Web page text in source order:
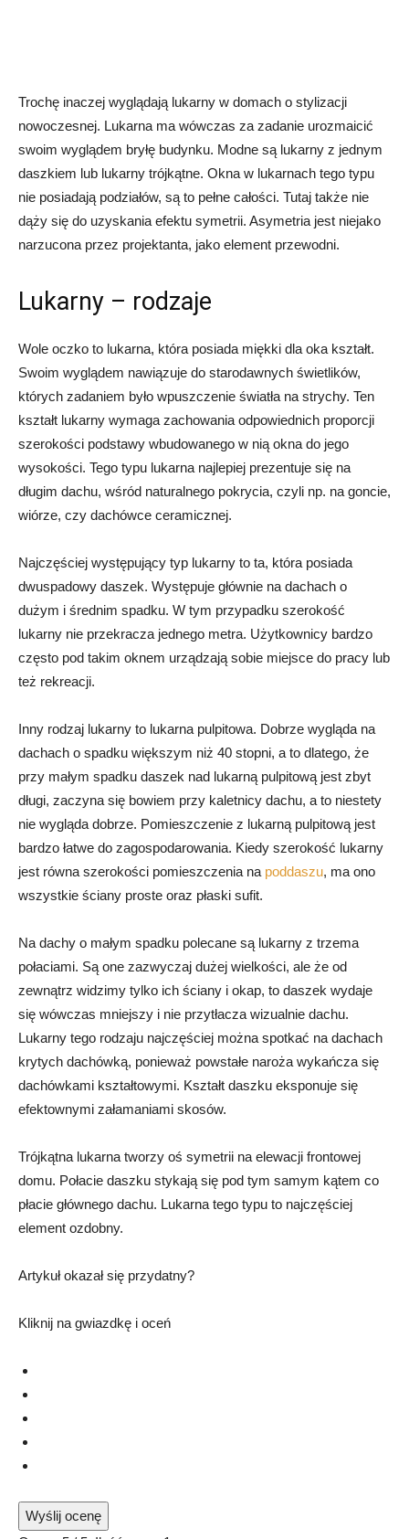
Trochę inaczej wyglądają lukarny w domach o stylizacji
nowoczesnej. Lukarna ma wówczas za zadanie urozmaicić
swoim wyglądem bryłę budynku. Modne są lukarny z jednym
daszkiem lub lukarny trójkątne. Okna w lukarnach tego typu
nie posiadają podziałów, są to pełne całości. Tutaj także nie
dąży się do uzyskania efektu symetrii. Asymetria jest niejako
narzucona przez projektanta, jako element przewodni.
Lukarny – rodzaje
Wole oczko to lukarna, która posiada miękki dla oka kształt.
Swoim wyglądem nawiązuje do starodawnych świetlików,
których zadaniem było wpuszczenie światła na strychy. Ten
kształt lukarny wymaga zachowania odpowiednich proporcji
szerokości podstawy wbudowanego w nią okna do jego
wysokości. Tego typu lukarna najlepiej prezentuje się na
długim dachu, wśród naturalnego pokrycia, czyli np. na goncie,
wiórze, czy dachówce ceramicznej.
Najczęściej występujący typ lukarny to ta, która posiada
dwuspadowy daszek. Występuje głównie na dachach o
dużym i średnim spadku. W tym przypadku szerokość
lukarny nie przekracza jednego metra. Użytkownicy bardzo
często pod takim oknem urządzają sobie miejsce do pracy lub
też rekreacji.
Inny rodzaj lukarny to lukarna pulpitowa. Dobrze wygląda na
dachach o spadku większym niż 40 stopni, a to dlatego, że
przy małym spadku daszek nad lukarną pulpitową jest zbyt
długi, zaczyna się bowiem przy kaletnicy dachu, a to niestety
nie wygląda dobrze. Pomieszczenie z lukarną pulpitową jest
bardzo łatwe do zagospodarowania. Kiedy szerokość lukarny
jest równa szerokości pomieszczenia na poddaszu, ma ono
wszystkie ściany proste oraz płaski sufit.
Na dachy o małym spadku polecane są lukarny z trzema
połaciami. Są one zazwyczaj dużej wielkości, ale że od
zewnątrz widzimy tylko ich ściany i okap, to daszek wydaje
się wówczas mniejszy i nie przytłacza wizualnie dachu.
Lukarny tego rodzaju najczęściej można spotkać na dachach
krytych dachówką, ponieważ powstałe naroża wykańcza się
dachówkami kształtowymi. Kształt daszku eksponuje się
efektownymi załamaniami skosów.
Trójkątna lukarna tworzy oś symetrii na elewacji frontowej
domu. Połacie daszku stykają się pod tym samym kątem co
płacie głównego dachu. Lukarna tego typu to najczęściej
element ozdobny.
Artykuł okazał się przydatny?
Kliknij na gwiazdkę i oceń
Wyślij ocenę